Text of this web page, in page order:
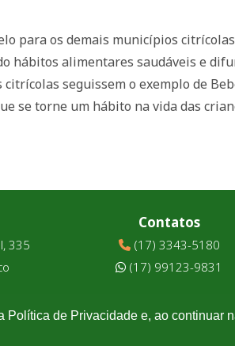
para os demais municípios
hábitos alimentares saudáveis e
seguissem o exemplo de
se torne um hábito na vida das
335
Contatos
(17) 3343-5180
(17) 99123-9831
de Privacidade e, ao continuar